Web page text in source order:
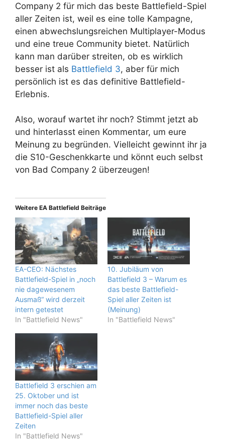
Company 2 für mich das beste Battlefield-Spiel
aller Zeiten ist, weil es eine tolle Kampagne,
einen abwechslungsreichen Multiplayer-Modus
und eine treue Community bietet. Natürlich
kann man darüber streiten, ob es wirklich
besser ist als Battlefield 3, aber für mich
persönlich ist es das definitive Battlefield-
Erlebnis.
Also, worauf wartet ihr noch? Stimmt jetzt ab
und hinterlasst einen Kommentar, um eure
Meinung zu begründen. Vielleicht gewinnt ihr ja
die S10-Geschenkkarte und könnt euch selbst
von Bad Company 2 überzeugen!
Weitere EA Battlefield Beiträge
EA-CEO: Nächstes
Battlefield-Spiel in „noch
nie dagewesenem
Ausmaß“ wird derzeit
intern getestet
In "Battlefield News"
10. Jubiläum von
Battlefield 3 – Warum es
das beste Battlefield-
Spiel aller Zeiten ist
(Meinung)
In "Battlefield News"
Battlefield 3 erschien am
25. Oktober und ist
immer noch das beste
Battlefield-Spiel aller
Zeiten
In "Battlefield News"